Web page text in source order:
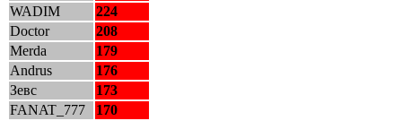
WADIM
224
Doctor
208
Merda
179
Andrus
176
Зевс
173
FANAT_777
170